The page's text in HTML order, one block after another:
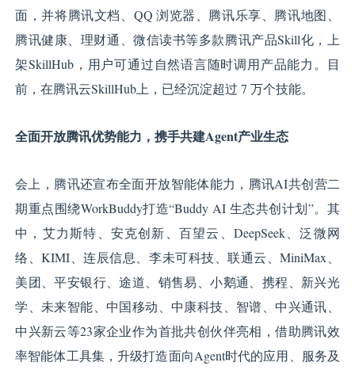
面，并将腾讯文档、QQ 浏览器、腾讯乐享、腾讯地图、
腾讯健康、理财通、微信读书等多款腾讯产品Skill化，上
架SkillHub，用户可通过自然语言随时调用产品能力。目
前，在腾讯云SkillHub上，已经沉淀超过 7 万个技能。
全面开放腾讯优势能力，携手共建Agent产业生态
会上，腾讯还宣布全面开放智能体能力，腾讯AI共创营二
期重点围绕WorkBuddy打造“Buddy AI 生态共创计划”。其
中，艾力斯特、安克创新、百望云、DeepSeek、泛微网
络、KIMI、连辰信息、李未可科技、联通云、MiniMax、
美团、平安银行、途道、销售易、小鹅通、携程、新兴光
学、未来智能、中国移动、中康科技、智谱、中兴通讯、
中兴新云等23家企业作为首批共创伙伴亮相，借助腾讯效
率智能体工具集，升级打造面向Agent时代的应用、服务及